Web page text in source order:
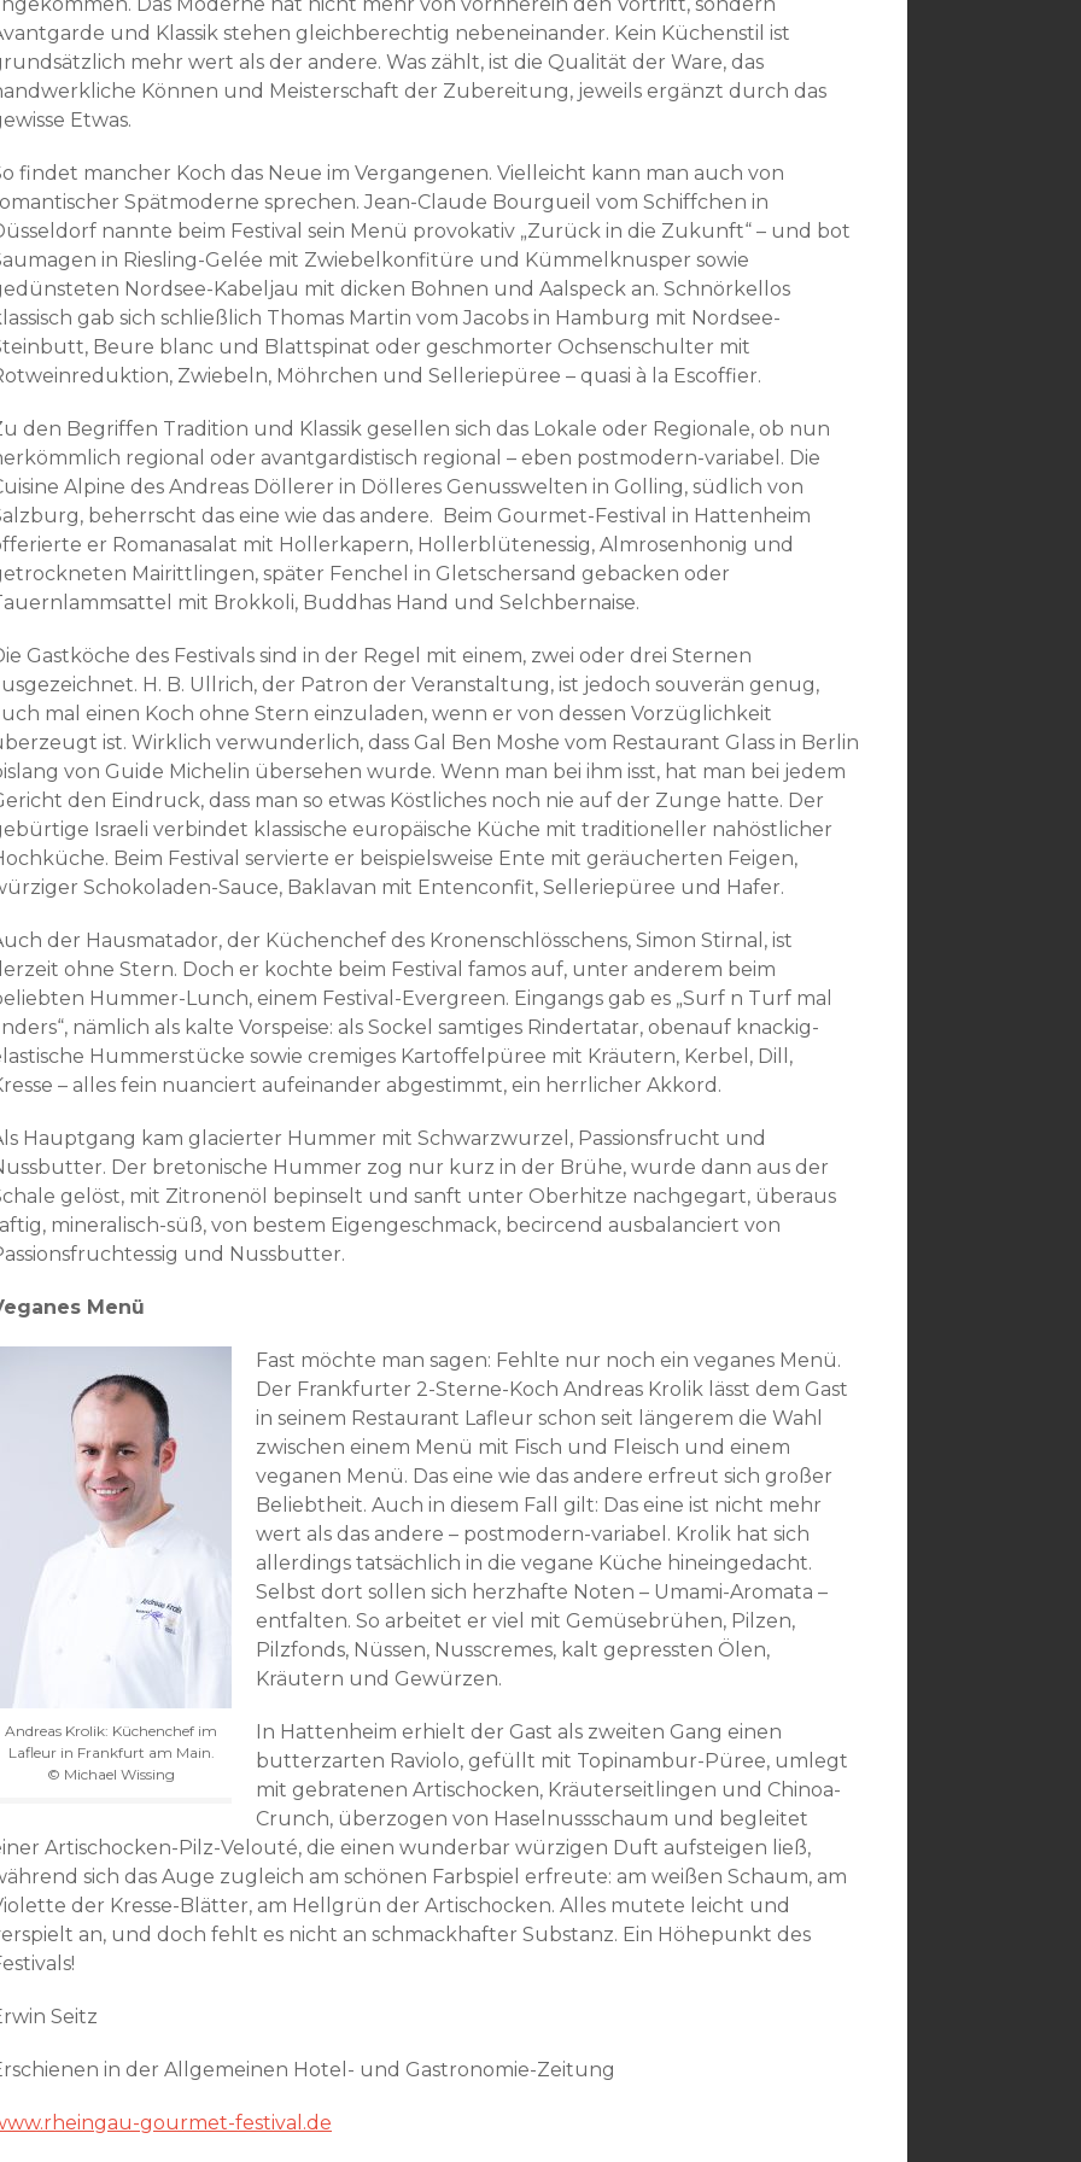
und Klassik stehen gleichberechtig nebeneinander. Kein Küchenstil ist
mehr wert als der andere. Was zählt, ist die Qualität der Ware, das
Können und Meisterschaft der Zubereitung, jeweils ergänzt durch das
Etwas.
findet mancher Koch das Neue im Vergangenen. Vielleicht kann man auch von
Spätmoderne sprechen. Jean-Claude Bourgueil vom Schiffchen in
nannte beim Festival sein Menü provokativ „Zurück in die Zukunft“ – und bot
in Riesling-Gelée mit Zwiebelkonfitüre und Kümmelknusper sowie
Nordsee-Kabeljau mit dicken Bohnen und Aalspeck an. Schnörkellos
gab sich schließlich Thomas Martin vom Jacobs in Hamburg mit Nordsee-
Beure blanc und Blattspinat oder geschmorter Ochsenschulter mit
Zwiebeln, Möhrchen und Selleriepüree – quasi à la Escoffier.
den Begriffen Tradition und Klassik gesellen sich das Lokale oder Regionale, ob nun
regional oder avantgardistisch regional – eben postmodern-variabel. Die
Alpine des Andreas Döllerer in Dölleres Genusswelten in Golling, südlich von
beherrscht das eine wie das andere. Beim Gourmet-Festival in Hattenheim
er Romanasalat mit Hollerkapern, Hollerblütenessig, Almrosenhonig und
Mairittlingen, später Fenchel in Gletschersand gebacken oder
mit Brokkoli, Buddhas Hand und Selchbernaise.
Gastköche des Festivals sind in der Regel mit einem, zwei oder drei Sternen
H. B. Ullrich, der Patron der Veranstaltung, ist jedoch souverän genug,
mal einen Koch ohne Stern einzuladen, wenn er von dessen Vorzüglichkeit
ist. Wirklich verwunderlich, dass Gal Ben Moshe vom Restaurant Glass in Berlin
von Guide Michelin übersehen wurde. Wenn man bei ihm isst, hat man bei jedem
den Eindruck, dass man so etwas Köstliches noch nie auf der Zunge hatte. Der
Israeli verbindet klassische europäische Küche mit traditioneller nahöstlicher
Beim Festival servierte er beispielsweise Ente mit geräucherten Feigen,
Schokoladen-Sauce, Baklavan mit Entenconfit, Selleriepüree und Hafer.
der Hausmatador, der Küchenchef des Kronenschlösschens, Simon Stirnal, ist
ohne Stern. Doch er kochte beim Festival famos auf, unter anderem beim
Hummer-Lunch, einem Festival-Evergreen. Eingangs gab es „Surf n Turf mal
nämlich als kalte Vorspeise: als Sockel samtiges Rindertatar, obenauf knackig-
Hummerstücke sowie cremiges Kartoffelpüree mit Kräutern, Kerbel, Dill,
– alles fein nuanciert aufeinander abgestimmt, ein herrlicher Akkord.
Hauptgang kam glacierter Hummer mit Schwarzwurzel, Passionsfrucht und
Der bretonische Hummer zog nur kurz in der Brühe, wurde dann aus der
gelöst, mit Zitronenöl bepinselt und sanft unter Oberhitze nachgegart, überaus
mineralisch-süß, von bestem Eigengeschmack, becircend ausbalanciert von
und Nussbutter.
Menü
Andreas Krolik: Küchenchef im
Lafleur in Frankfurt am Main.
© Michael Wissing
Fast möchte man sagen: Fehlte nur noch ein veganes Menü.
Der Frankfurter 2-Sterne-Koch Andreas Krolik lässt dem Gast
in seinem Restaurant Lafleur schon seit längerem die Wahl
zwischen einem Menü mit Fisch und Fleisch und einem
veganen Menü. Das eine wie das andere erfreut sich großer
Beliebtheit. Auch in diesem Fall gilt: Das eine ist nicht mehr
wert als das andere – postmodern-variabel. Krolik hat sich
allerdings tatsächlich in die vegane Küche hineingedacht.
Selbst dort sollen sich herzhafte Noten – Umami-Aromata –
entfalten. So arbeitet er viel mit Gemüsebrühen, Pilzen,
Pilzfonds, Nüssen, Nusscremes, kalt gepressten Ölen,
Kräutern und Gewürzen.
In Hattenheim erhielt der Gast als zweiten Gang einen
butterzarten Raviolo, gefüllt mit Topinambur-Püree, umlegt
mit gebratenen Artischocken, Kräuterseitlingen und Chinoa-
Crunch, überzogen von Haselnussschaum und begleitet
Artischocken-Pilz-Velouté, die einen wunderbar würzigen Duft aufsteigen ließ,
sich das Auge zugleich am schönen Farbspiel erfreute: am weißen Schaum, am
der Kresse-Blätter, am Hellgrün der Artischocken. Alles mutete leicht und
an, und doch fehlt es nicht an schmackhafter Substanz. Ein Höhepunkt des
Seitz
in der Allgemeinen Hotel- und Gastronomie-Zeitung
gourmet-festival.de